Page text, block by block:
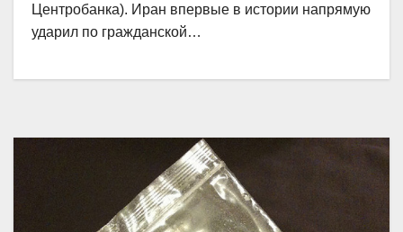
Центробанка). Иран впервые в истории напрямую
ударил по гражданской…